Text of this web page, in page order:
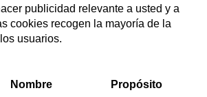
publicidad relevante a usted y a
cookies recogen la mayoría de la
usuarios.
Nombre Propósito